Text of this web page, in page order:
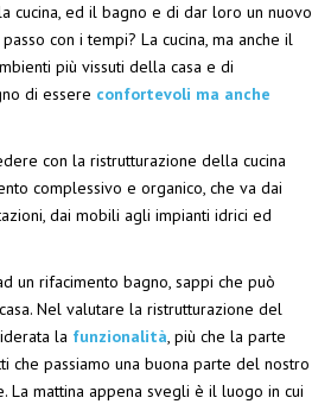
cucina, ed il bagno e di dar loro un nuovo
con i tempi? La cucina, ma anche il
più vissuti della casa e di
di essere confortevoli ma anche
con la ristrutturazione della cucina
complessivo e organico, che va dai
dai mobili agli impianti idrici ed
un rifacimento bagno, sappi che può
Nel valutare la ristrutturazione del
la funzionalità, più che la parte
che passiamo una buona parte del nostro
La mattina appena svegli è il luogo in cui